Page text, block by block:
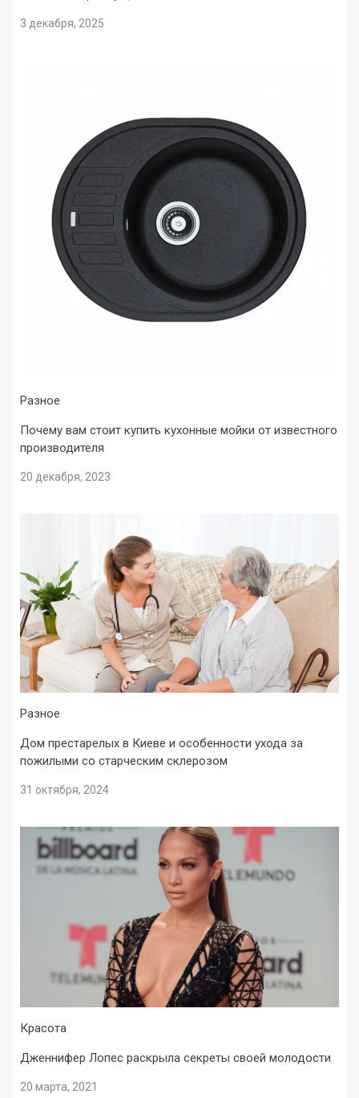
3 декабря, 2025
Разное
Почему вам стоит купить кухонные мойки от известного
производителя
20 декабря, 2023
Разное
Дом престарелых в Киеве и особенности ухода за
пожилыми со старческим склерозом
31 октября, 2024
Красота
Дженнифер Лопес раскрыла секреты своей молодости
20 марта, 2021